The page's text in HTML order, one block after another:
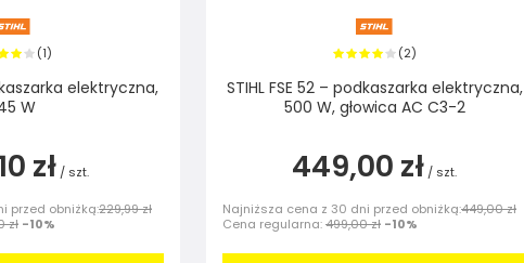
(1)
elektryczna,
W
zł / szt.
przed obniżką:229,99 zł
zł -10%
(2)
STIHL FSE 52 – podkaszarka elektryczna,
500 W, głowica AC C3-2
449,00 zł / szt.
Najniższa cena z 30 dni przed obniżką:449,00 zł
Cena regularna:499,00 zł -10%